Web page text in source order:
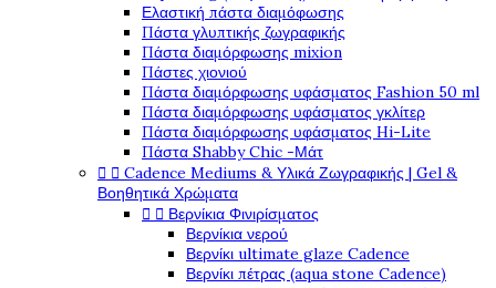
Ελαστική πάστα διαμόφωσης
Πάστα γλυπτικής ζωγραφικής
Πάστα διαμόρφωσης mixion
Πάστες χιονιού
Πάστα διαμόρφωσης υφάσματος Fashion 50 ml
Πάστα διαμόρφωσης υφάσματος γκλίτερ
Πάστα διαμόρφωσης υφάσματος Hi-Lite
Πάστα Shabby Chic -Μάτ
  Cadence Mediums & Υλικά Ζωγραφικής | Gel &
Βοηθητικά Χρώματα
  Βερνίκια Φινιρίσματος
Βερνίκια νερού
Βερνίκι ultimate glaze Cadence
Βερνίκι πέτρας (aqua stone Cadence)